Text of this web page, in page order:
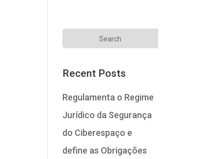
Recent Posts
Regulamenta o Regime
Jurídico da Segurança
do Ciberespaço e
define as Obrigações